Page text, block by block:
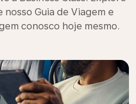
Guia de Viagem e
conosco hoje mesmo.